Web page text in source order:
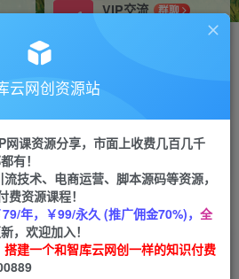
VIP交流
群聊
研究探讨更多创业项目路子。
APP下载
GO
正文
带货9.0，低门槛，操作简单
就能做，轻松爆单
云网创资源站
课资源分享，市面上收费几百几千
有！
技术、电商运营、脚本源码等资源，
资源课程！
79/年，￥99/永久 (推广佣金70%)， 全
，欢迎加入！
建一个和智库云网创一样的知识付费